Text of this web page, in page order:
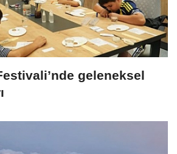
geleneksel